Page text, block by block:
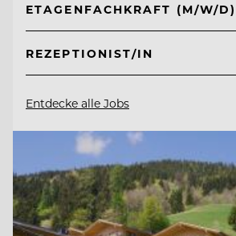
ETAGENFACHKRAFT (M/W/D)
REZEPTIONIST/IN
Entdecke alle Jobs